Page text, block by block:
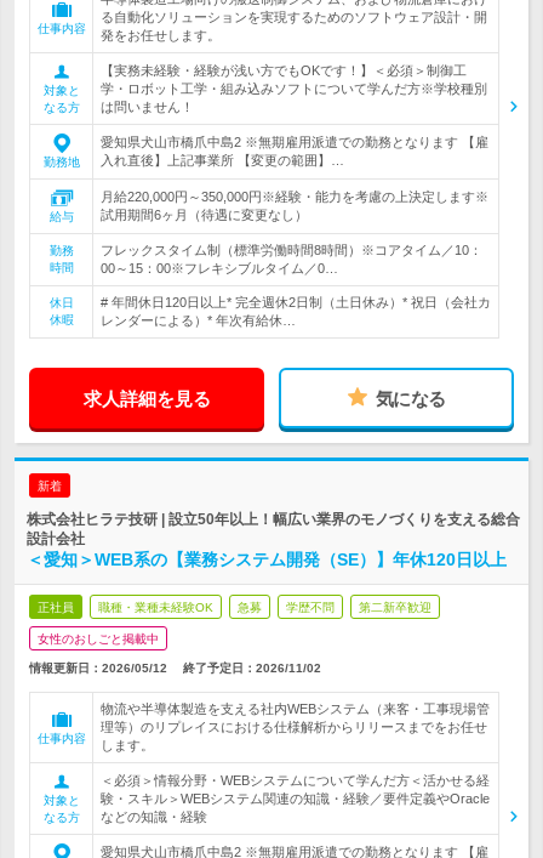
仕事内容
る自動化ソリューションを実現するためのソフトウェア設計・開
発をお任せします。
対象と
なる方
【実務未経験・経験が浅い方でもOKです！】＜必須＞制御工
学・ロボット工学・組み込みソフトについて学んだ方※学校種別
は問いません！
勤務地
愛知県犬山市橋爪中島2 ※無期雇用派遣での勤務となります 【雇
入れ直後】上記事業所 【変更の範囲】…
給与
月給220,000円～350,000円※経験・能力を考慮の上決定します※
試用期間6ヶ月（待遇に変更なし）
勤務
時間
フレックスタイム制（標準労働時間8時間）※コアタイム／10：
00～15：00※フレキシブルタイム／0…
休日
休暇
# 年間休日120日以上* 完全週休2日制（土日休み）* 祝日（会社カ
レンダーによる）* 年次有給休…
求人詳細を見る 気になる
新着
株式会社ヒラテ技研 | 設立50年以上！幅広い業界のモノづくりを支える総合
設計会社
＜愛知＞WEB系の【業務システム開発（SE）】年休120日以上
正社員 職種・業種未経験OK 急募 学歴不問 第二新卒歓迎
女性のおしごと掲載中
情報更新日：2026/05/12 終了予定日： 2026/11/02
仕事内容
物流や半導体製造を支える社内WEBシステム（来客・工事現場管
理等）のリプレイスにおける仕様解析からリリースまでをお任せ
します。
対象と
なる方
＜必須＞情報分野・WEBシステムについて学んだ方＜活かせる経
験・スキル＞WEBシステム関連の知識・経験／要件定義やOracle
などの知識・経験
愛知県犬山市橋爪中島2 ※無期雇用派遣での勤務となります 【雇